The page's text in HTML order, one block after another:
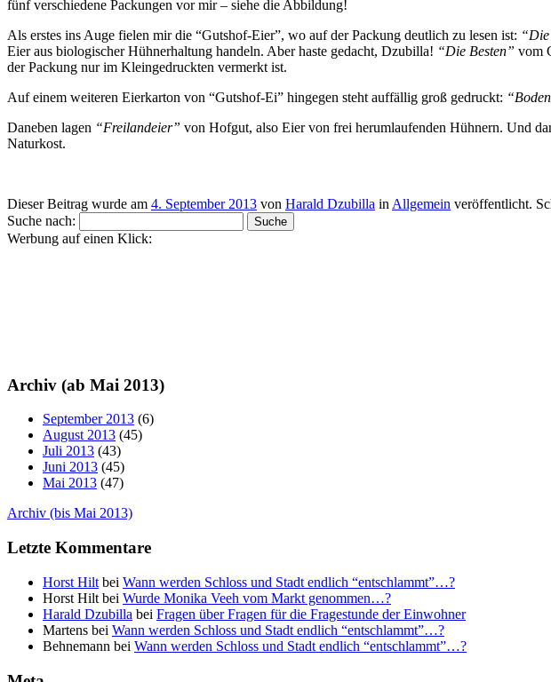
fünf verschiedene Packungen vor mir – siehe die Abbildung!
Als erstes ins Auge fielen mir die “Gutshof-Eier”, wo auf der Packung deutlich zu lesen ist:
Eier aus biologischer Hühnerhaltung handeln. Aber haste gedacht, Dzubilla! “Die Besten” vom
der Packung nur im Kleingedruckten vermerkt ist.
Auf einem weiteren Eierkarton von “Gutshof-Ei” hingegen steht auffällig groß gedruckt:
Daneben lagen “Freilandeier” von Hofgut, also Eier von frei herumlaufenden Hühnern. Und
Naturkost.
Dieser Beitrag wurde am 4. September 2013 von Harald Dzubilla in Allgemein veröffentlicht.
Suche nach:
Werbung auf einen Klick:
Archiv (ab Mai 2013)
September 2013 (6)
August 2013 (45)
Juli 2013 (43)
Juni 2013 (45)
Mai 2013 (47)
Archiv (bis Mai 2013)
Letzte Kommentare
Horst Hilt bei Wann werden Schloss und Stadt endlich “entschlammt”…?
Horst Hilt bei Wurde Monika Veeh vom Markt genommen…?
Harald Dzubilla bei Fragen über Fragen für die Fragestunde der Einwohner
Martens bei Wann werden Schloss und Stadt endlich “entschlammt”…?
Behnemann bei Wann werden Schloss und Stadt endlich “entschlammt”…?